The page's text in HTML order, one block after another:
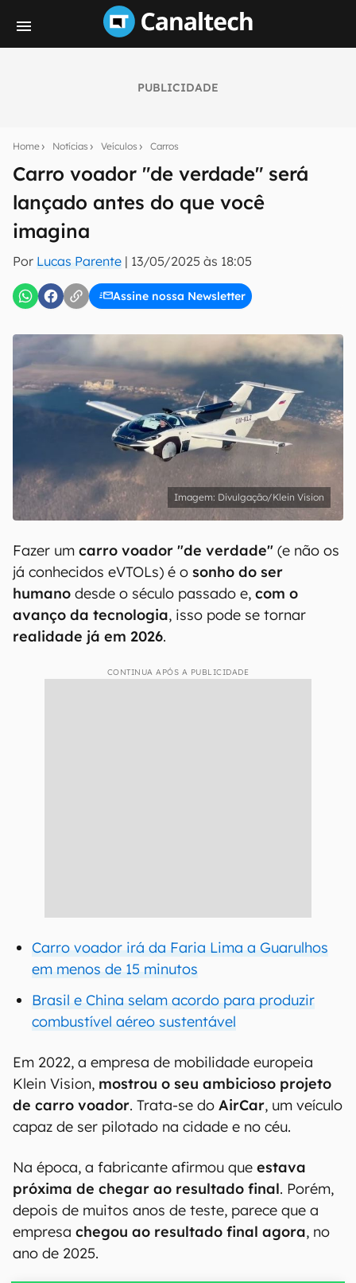
PUBLICIDADE
Home Notícias Veículos Carros
Carro voador "de verdade" será
lançado antes do que você
imagina
Por Lucas Parente | 13/05/2025 às 18:05
Assine nossa Newsletter
notícias e reviews sobre tecnologia em primeira
E-mail
inscreva-se
Uso e Política de Privacidade do Canaltech.
Divulgação/Klein Vision
Fazer um carro voador "de verdade" (e não os
já conhecidos eVTOLs) é o sonho do ser
humano desde o século passado e, com o
avanço da tecnologia, isso pode se tornar
realidade já em 2026.
CONTINUA APÓS A PUBLICIDADE
Carro voador irá da Faria Lima a Guarulhos
em menos de 15 minutos
Brasil e China selam acordo para produzir
combustível aéreo sustentável
Em 2022, a empresa de mobilidade europeia
Klein Vision, mostrou o seu ambicioso projeto
de carro voador. Trata-se do AirCar, um veículo
capaz de ser pilotado na cidade e no céu.
Na época, a fabricante afirmou que estava
próxima de chegar ao resultado final. Porém,
depois de muitos anos de teste, parece que a
empresa chegou ao resultado final agora, no
ano de 2025.